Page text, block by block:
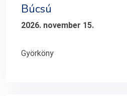
Búcsú
2026. november 15.
Györköny